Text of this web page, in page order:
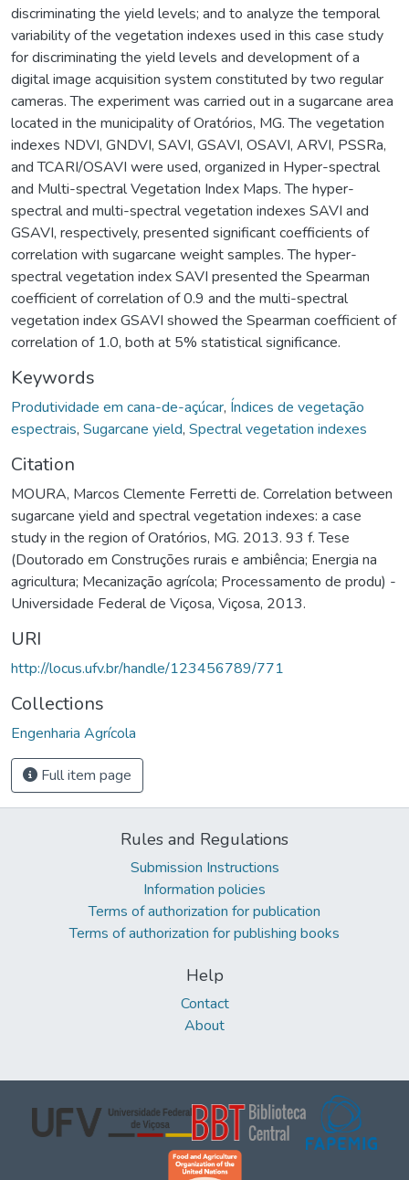
discriminating the yield levels; and to analyze the temporal
variability of the vegetation indexes used in this case study
for discriminating the yield levels and development of a
digital image acquisition system constituted by two regular
cameras. The experiment was carried out in a sugarcane area
located in the municipality of Oratórios, MG. The vegetation
indexes NDVI, GNDVI, SAVI, GSAVI, OSAVI, ARVI, PSSRa,
and TCARI/OSAVI were used, organized in Hyper-spectral
and Multi-spectral Vegetation Index Maps. The hyper-
spectral and multi-spectral vegetation indexes SAVI and
GSAVI, respectively, presented significant coefficients of
correlation with sugarcane weight samples. The hyper-
spectral vegetation index SAVI presented the Spearman
coefficient of correlation of 0.9 and the multi-spectral
vegetation index GSAVI showed the Spearman coefficient of
correlation of 1.0, both at 5% statistical significance.
Keywords
Produtividade em cana-de-açúcar, Índices de vegetação
espectrais, Sugarcane yield, Spectral vegetation indexes
Citation
MOURA, Marcos Clemente Ferretti de. Correlation between
sugarcane yield and spectral vegetation indexes: a case
study in the region of Oratórios, MG. 2013. 93 f. Tese
(Doutorado em Construções rurais e ambiência; Energia na
agricultura; Mecanização agrícola; Processamento de produ) -
Universidade Federal de Viçosa, Viçosa, 2013.
URI
http://locus.ufv.br/handle/123456789/771
Collections
Engenharia Agrícola
Full item page
Rules and Regulations
Submission Instructions
Information policies
Terms of authorization for publication
Terms of authorization for publishing books
Help
Contact
About